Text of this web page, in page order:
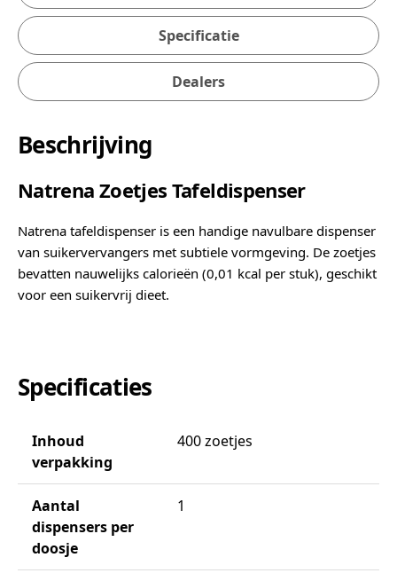
Specificatie
Dealers
Beschrijving
Natrena Zoetjes Tafeldispenser
Natrena tafeldispenser is een handige navulbare dispenser
van suikervervangers met subtiele vormgeving. De zoetjes
bevatten nauwelijks calorieën (0,01 kcal per stuk), geschikt
voor een suikervrij dieet.
Specificaties
Inhoud
verpakking
400 zoetjes
Aantal
dispensers per
doosje
1